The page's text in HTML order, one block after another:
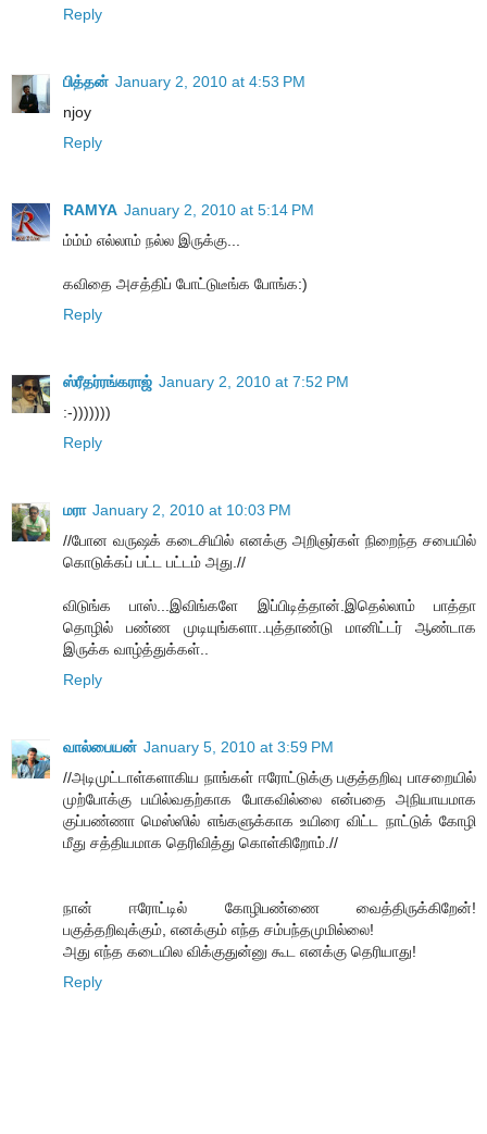
Reply
பித்தன் January 2, 2010 at 4:53 PM
njoy
Reply
RAMYA January 2, 2010 at 5:14 PM
ம்ம்ம் எல்லாம் நல்ல இருக்கு...
கவிதை அசத்திப் போட்டுடீங்க போங்க:)
Reply
ஸ்ரீதர்ரங்கராஜ் January 2, 2010 at 7:52 PM
:-)))))))
Reply
மரா January 2, 2010 at 10:03 PM
//போன வருஷக் கடைசியில் எனக்கு அறிஞர்கள் நிறைந்த சபையில்
கொடுக்கப் பட்ட பட்டம் அது.//
விடுங்க பாஸ்...இவிங்களே இப்பிடித்தான்.இதெல்லாம் பாத்தா
தொழில் பண்ண முடியுங்களா..புத்தாண்டு மானிட்டர் ஆண்டாக
இருக்க வாழ்த்துக்கள்..
Reply
வால்பையன் January 5, 2010 at 3:59 PM
//அடிமுட்டாள்களாகிய நாங்கள் ஈரோட்டுக்கு பகுத்தறிவு பாசறையில்
முற்போக்கு பயில்வதற்காக போகவில்லை என்பதை அநியாயமாக
குப்பண்ணா மெஸ்ஸில் எங்களுக்காக உயிரை விட்ட நாட்டுக் கோழி
மீது சத்தியமாக தெரிவித்து கொள்கிறோம்.//
நான் ஈரோட்டில் கோழிபண்ணை வைத்திருக்கிறேன்!
பகுத்தறிவுக்கும், எனக்கும் எந்த சம்பந்தமுமில்லை!
அது எந்த கடையில விக்குதுன்னு கூட எனக்கு தெரியாது!
Reply